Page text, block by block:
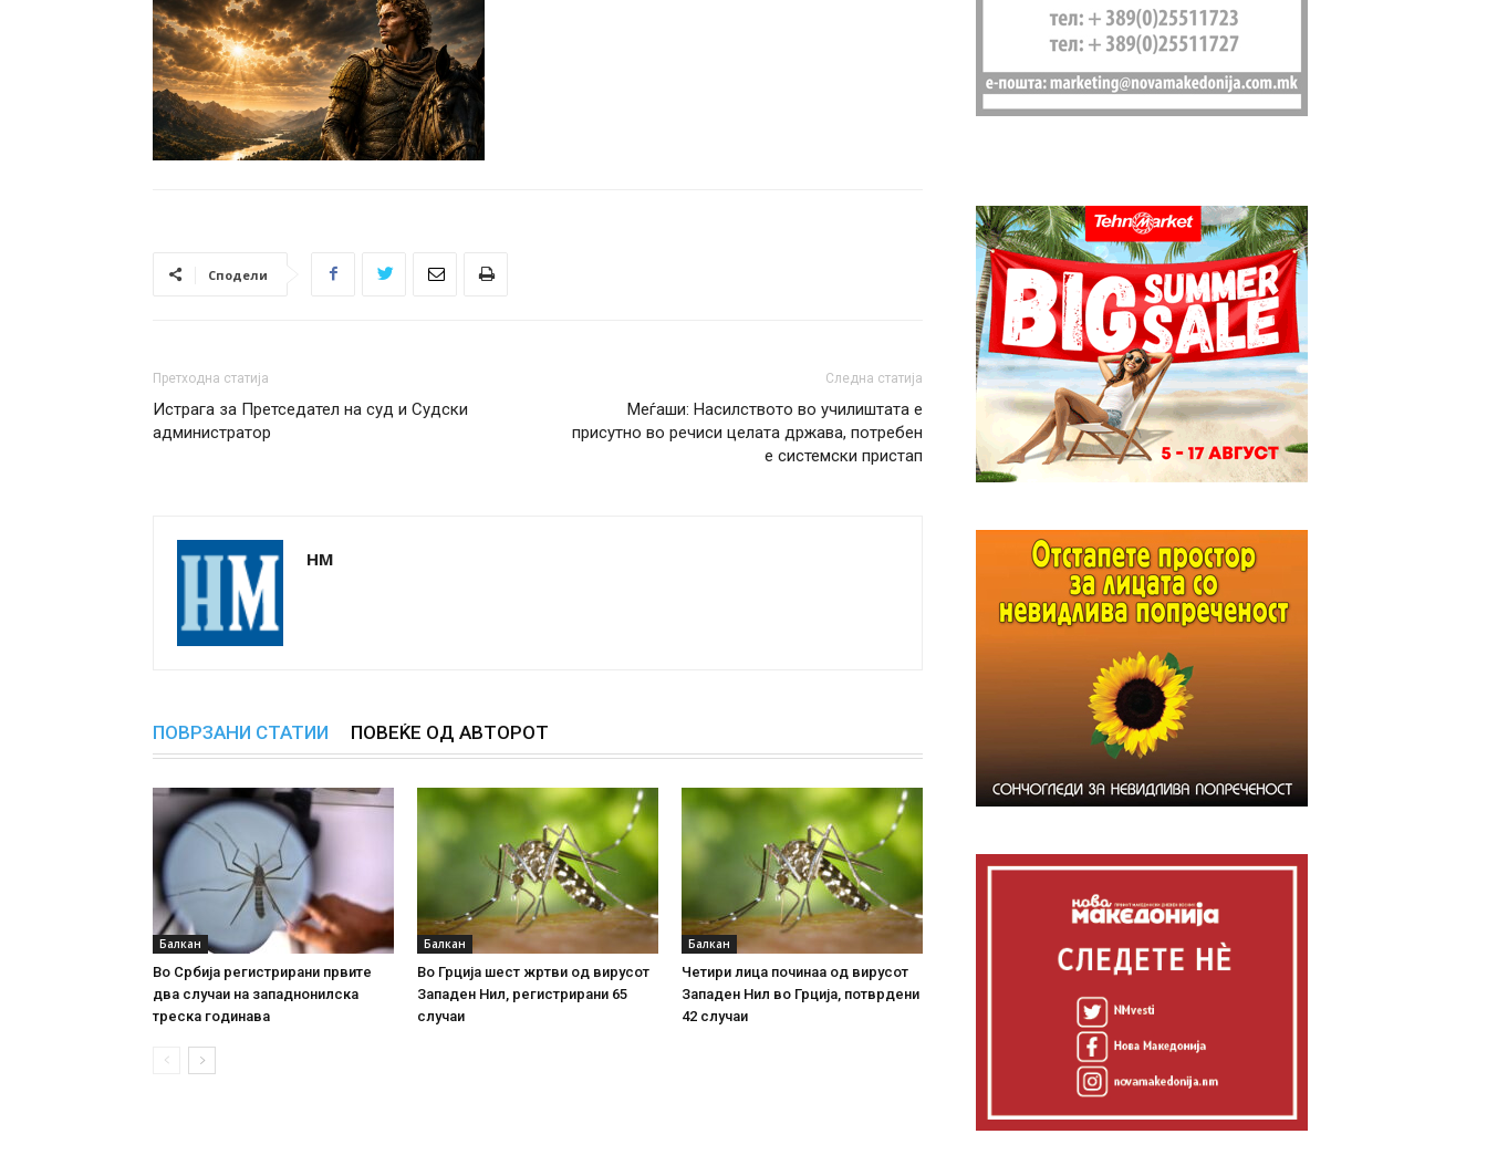
Сподели
Претходна статија
Истрага за Претседател на суд и Судски
администратор
Следна статија
Меѓаши: Насилството во училиштата е
присутно во речиси целата држава, потребен
е системски пристап
НМ
ПОВРЗАНИ СТАТИИ ПОВЕЌЕ ОД АВТОРОТ
Балкан
Во Србија регистрирани првите
два случаи на западнонилска
треска годинава
Балкан
Во Грција шест жртви од вирусот
Западен Нил, регистрирани 65
случаи
Балкан
Четири лица починаа од вирусот
Западен Нил во Грција, потврдени
42 случаи